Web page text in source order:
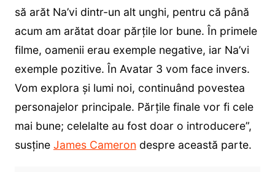
să arăt Na’vi dintr-un alt unghi, pentru că până
acum am arătat doar părțile lor bune. În primele
filme, oamenii erau exemple negative, iar Na’vi
exemple pozitive. În Avatar 3 vom face invers.
Vom explora și lumi noi, continuând povestea
personajelor principale. Părțile finale vor fi cele
mai bune; celelalte au fost doar o introducere”,
susține James Cameron despre această parte.